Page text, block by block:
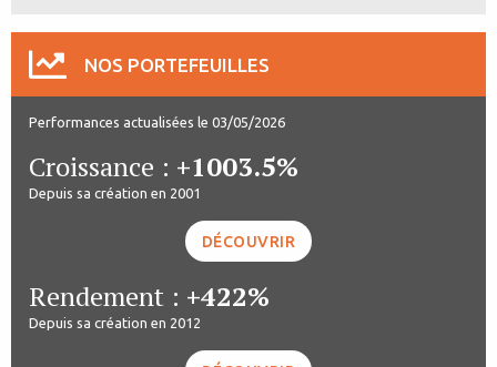
NOS PORTEFEUILLES
Performances actualisées le 03/05/2026
Croissance : +1003.5%
Depuis sa création en 2001
DÉCOUVRIR
Rendement : +422%
Depuis sa création en 2012